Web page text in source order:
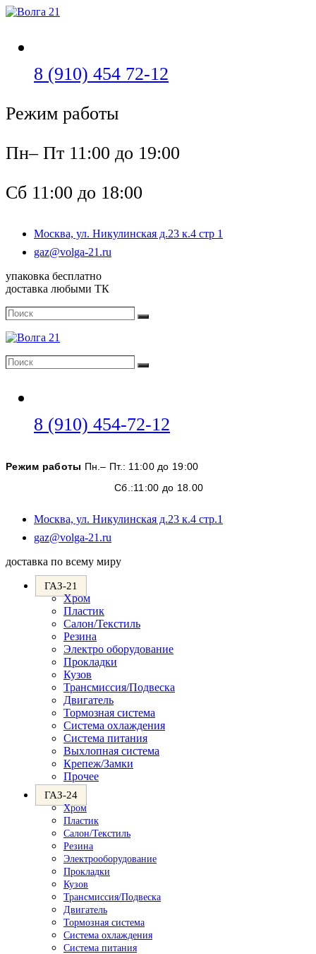
Перейти
8 (910) 454 72-12
Режим работы
Пн– Пт 11:00 до 19:00
Сб 11:00 до 18:00
Москва, ул. Никулинская д.23 к.4 стр 1
gaz@volga-21.ru
упаковка бесплатно
доставка любыми ТК
Поиск
Поиск
Поиск
Поиск
8 (910) 454-72-12
вашем
приложении
Режим работы Пн.– Пт.: 11:00 до 19:00
Сб.:11:00 до 18.00
Москва, ул. Никулинская д.23 к.4 стр.1
gaz@volga-21.ru
вашем
доставка по всему миру
ГАЗ-21
Хром
Пластик
Салон/Текстиль
Резина
Электро оборудование
Прокладки
Кузов
Трансмиссия/Подвеска
Двигатель
Тормозная система
Система охлаждения
Система питания
Выхлопная система
Крепеж/Замки
Прочее
ГАЗ-24
Хром
Пластик
Салон/Текстиль
Резина
Электрооборудование
Прокладки
Кузов
Трансмиссия/Подвеска
Двигатель
Тормозная система
Система охлаждения
Система питания